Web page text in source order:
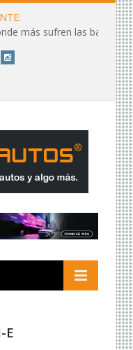
más sufren las baterías?
Instagram
E